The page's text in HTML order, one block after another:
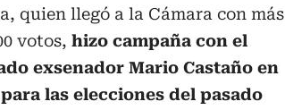
quien llegó a la Cámara con más
votos, hizo campaña con el
exsenador Mario Castaño en
las elecciones del pasado